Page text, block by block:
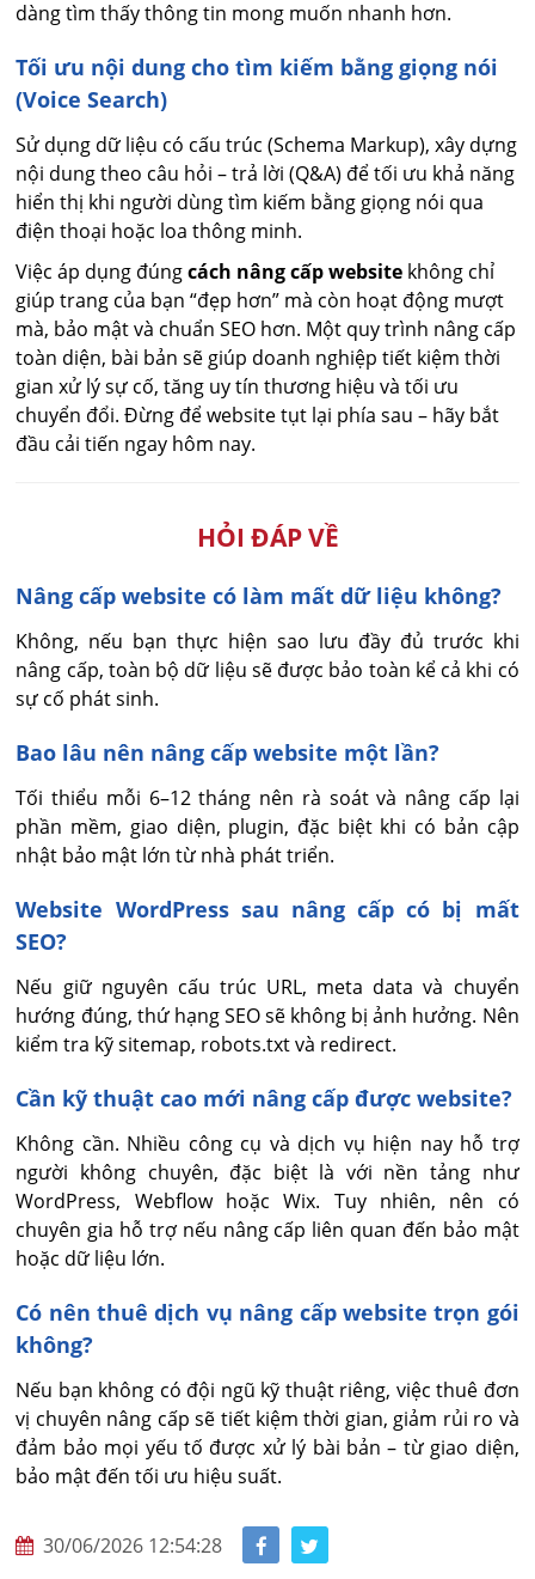
dàng tìm thấy thông tin mong muốn nhanh hơn.
Tối ưu nội dung cho tìm kiếm bằng giọng nói
(Voice Search)
Sử dụng dữ liệu có cấu trúc (Schema Markup), xây dựng
nội dung theo câu hỏi – trả lời (Q&A) để tối ưu khả năng
hiển thị khi người dùng tìm kiếm bằng giọng nói qua
điện thoại hoặc loa thông minh.
Việc áp dụng đúngcách nâng cấp website không chỉ
giúp trang của bạn “đẹp hơn” mà còn hoạt động mượt
mà, bảo mật và chuẩn SEO hơn. Một quy trình nâng cấp
toàn diện, bài bản sẽ giúp doanh nghiệp tiết kiệm thời
gian xử lý sự cố, tăng uy tín thương hiệu và tối ưu
chuyển đổi. Đừng để website tụt lại phía sau – hãy bắt
đầu cải tiến ngay hôm nay.
HỎI ĐÁP VỀ
Nâng cấp website có làm mất dữ liệu không?
Không, nếu bạn thực hiện sao lưu đầy đủ trước khi
nâng cấp, toàn bộ dữ liệu sẽ được bảo toàn kể cả khi có
sự cố phát sinh.
Bao lâu nên nâng cấp website một lần?
Tối thiểu mỗi 6–12 tháng nên rà soát và nâng cấp lại
phần mềm, giao diện, plugin, đặc biệt khi có bản cập
nhật bảo mật lớn từ nhà phát triển.
Website WordPress sau nâng cấp có bị mất
SEO?
Nếu giữ nguyên cấu trúc URL, meta data và chuyển
hướng đúng, thứ hạng SEO sẽ không bị ảnh hưởng. Nên
kiểm tra kỹ sitemap, robots.txt và redirect.
Cần kỹ thuật cao mới nâng cấp được website?
Không cần. Nhiều công cụ và dịch vụ hiện nay hỗ trợ
người không chuyên, đặc biệt là với nền tảng như
WordPress, Webflow hoặc Wix. Tuy nhiên, nên có
chuyên gia hỗ trợ nếu nâng cấp liên quan đến bảo mật
hoặc dữ liệu lớn.
Có nên thuê dịch vụ nâng cấp website trọn gói
không?
Nếu bạn không có đội ngũ kỹ thuật riêng, việc thuê đơn
vị chuyên nâng cấp sẽ tiết kiệm thời gian, giảm rủi ro và
đảm bảo mọi yếu tố được xử lý bài bản – từ giao diện,
bảo mật đến tối ưu hiệu suất.
30/06/2026 12:54:28